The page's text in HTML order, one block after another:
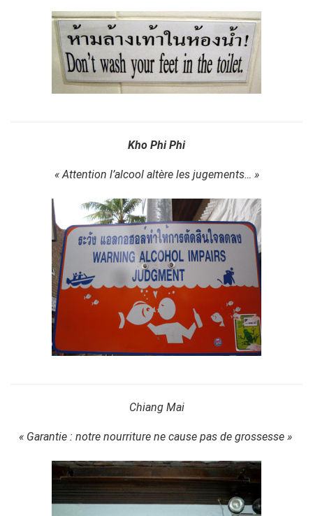
Kho Phi Phi
« Attention l’alcool altère les jugements… »
Chiang Mai
« Garantie : notre nourriture ne cause pas de grossesse »